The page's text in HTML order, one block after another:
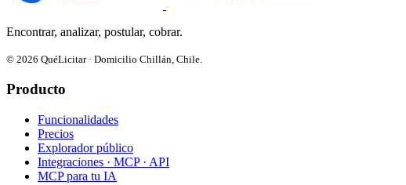
Encontrar, analizar, postular, cobrar.
© 2026 QuéLicitar · Domicilio Chillán, Chile.
Producto
Funcionalidades
Precios
Explorador público
Integraciones · MCP · API
MCP para tu IA